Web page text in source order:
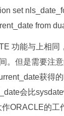
set
from
功能与上相同
。但是需要注
获得
会比
ORACLE的工